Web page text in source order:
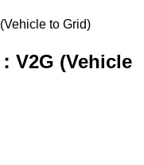
to Grid)
V2G (Vehicle